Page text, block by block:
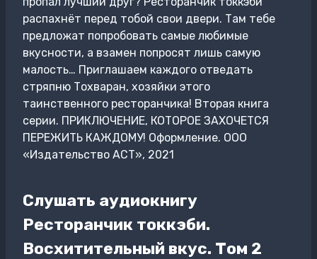
распахнёт перед тобой свои двери. Там тебе
предложат попробовать самые любимые
вкусности, а взамен попросят лишь самую
малость… Приглашаем каждого отведать
стряпню Тохваран, хозяйки этого
таинственного ресторанчика! Вторая книга
серии. ПРИКЛЮЧЕНИЕ, КОТОРОЕ ЗАХОЧЕТСЯ
ПЕРЕЖИТЬ КАЖДОМУ! Оформление. ООО
«Издательство АСТ», 2021
Слушать аудиокнигу
Ресторанчик токкэби.
Восхитительный вкус. Том 2